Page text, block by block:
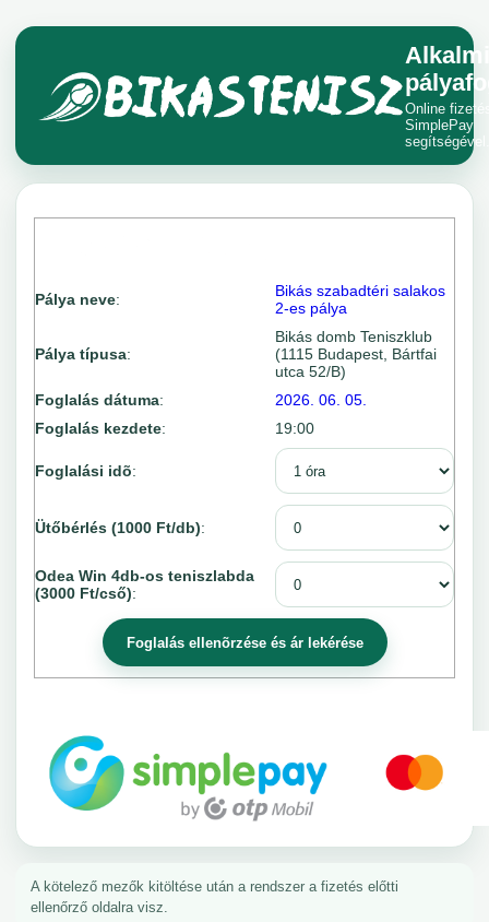
Alkalmi
Online
SimplePay
segítségével.
Pálya neve:
Bikás szabadtéri salakos
2-es pálya
Pálya típusa:
Bikás domb Teniszklub
(1115 Budapest, Bártfai
utca 52/B)
Foglalás dátuma:
2026. 06. 05.
Foglalás kezdete: 19:00
Foglalási idõ:
Ütőbérlés (1000 Ft/db):
Odea Win 4db-os teniszlabda
(3000 Ft/cső):
A kötelező mezők kitöltése után a rendszer a fizetés előtti
ellenőrző oldalra visz.